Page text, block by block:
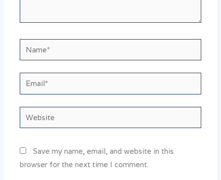
Name*
Email*
Website
Save my name, email, and website in this
browser for the next time I comment.